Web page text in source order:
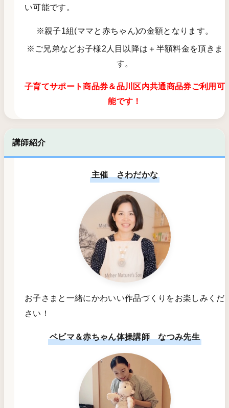
い可能です。
※親子1組(ママと赤ちゃん)の金額となります。
※ご兄弟などお子様2人目以降は＋半額料金を頂きま
す。
子育てサポート商品券＆品川区内共通商品券ご利用可
能です！
講師紹介
主催 さわだかな
お子さまと一緒にかわいい作品づくりをお楽しみくだ
さい！
ベビマ＆赤ちゃん体操講師 なつみ先生